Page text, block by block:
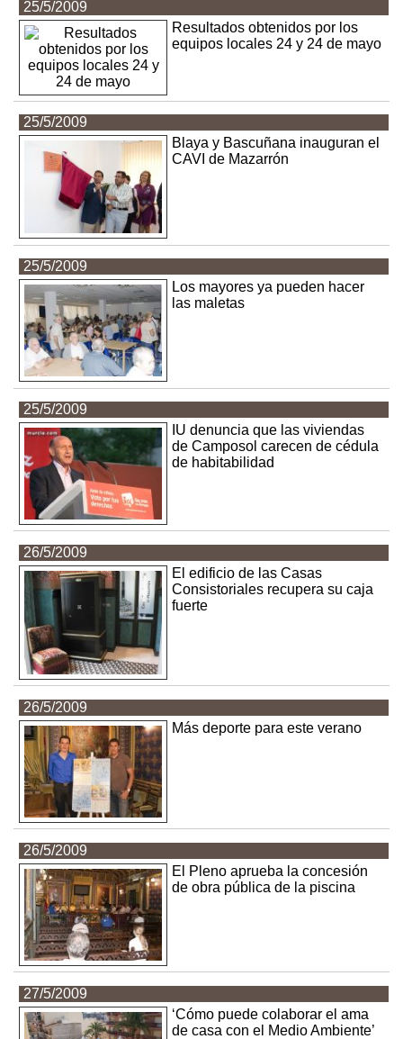
25/5/2009
Resultados obtenidos por los
equipos locales 24 y 24 de mayo
25/5/2009
Blaya y Bascuñana inauguran el
CAVI de Mazarrón
25/5/2009
Los mayores ya pueden hacer
las maletas
25/5/2009
IU denuncia que las viviendas
de Camposol carecen de cédula
de habitabilidad
26/5/2009
El edificio de las Casas
Consistoriales recupera su caja
fuerte
26/5/2009
Más deporte para este verano
26/5/2009
El Pleno aprueba la concesión
de obra pública de la piscina
27/5/2009
‘Cómo puede colaborar el ama
de casa con el Medio Ambiente’